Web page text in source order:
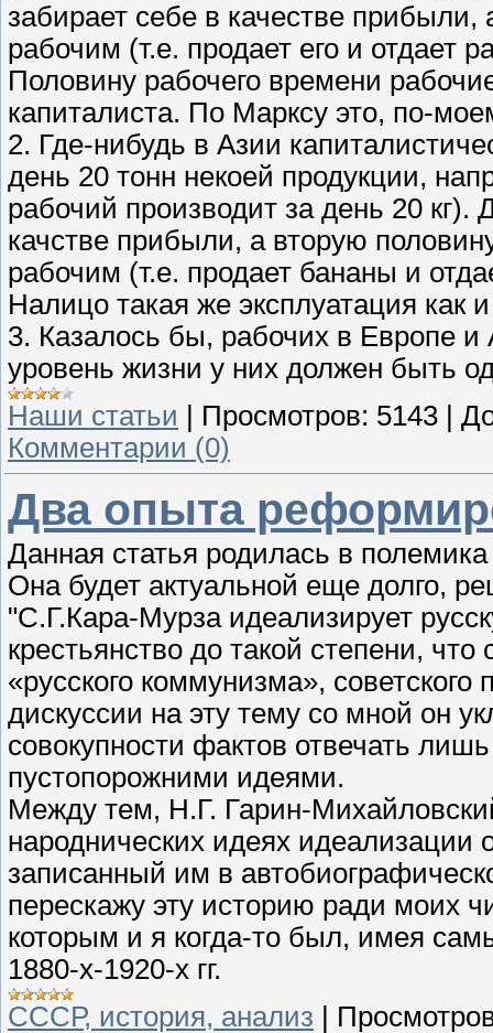
забирает себе в качестве
рабочим (т.е. продает его и отдает
Половину рабочего времени
капиталиста. По Марксу это, по-
2. Где-нибудь в Азии
день 20 тонн некоей продукции,
рабочий производит за день 20 кг).
качстве прибыли, а вторую
рабочим (т.е. продает бананы и
Налицо такая же эксплуатация как
3. Казалось бы, рабочих в Европе и
уровень жизни у них должен быть
Наши статьи | Просмотров: 5143 |
Комментарии (0)
Два опыта
Данная статья родилась в
Она будет актуальной еще долго,
"С.Г.Кара-Мурза идеализирует
крестьянство до такой степени,
«русского коммунизма»,
дискуссии на эту тему со мной он
совокупности фактов отвечать
пустопорожними идеями.
Между тем, Н.Г. Гарин-
народнических идеях идеализации
записанный им в
перескажу эту историю ради моих
которым и я когда-то был, имея
1880-х-1920-х гг.
СССР, история, анализ